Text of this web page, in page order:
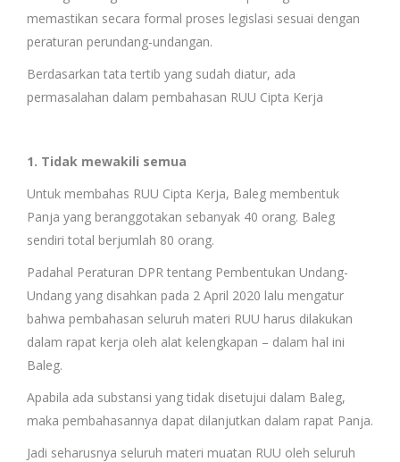
memastikan secara formal proses legislasi sesuai dengan
peraturan perundang-undangan.
Berdasarkan tata tertib yang sudah diatur, ada
permasalahan dalam pembahasan RUU Cipta Kerja
1. Tidak mewakili semua
Untuk membahas RUU Cipta Kerja, Baleg membentuk
Panja yang beranggotakan sebanyak 40 orang. Baleg
sendiri total berjumlah 80 orang.
Padahal Peraturan DPR tentang Pembentukan Undang-
Undang yang disahkan pada 2 April 2020 lalu mengatur
bahwa pembahasan seluruh materi RUU harus dilakukan
dalam rapat kerja oleh alat kelengkapan – dalam hal ini
Baleg.
Apabila ada substansi yang tidak disetujui dalam Baleg,
maka pembahasannya dapat dilanjutkan dalam rapat Panja.
Jadi seharusnya seluruh materi muatan RUU oleh seluruh